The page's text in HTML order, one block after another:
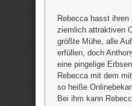
Rebecca hasst ihren
ziemlich attraktiven
größte Mühe, alle
erfüllen, doch
eine pingelige
Rebecca mit dem
so heiße
Bei ihm kann